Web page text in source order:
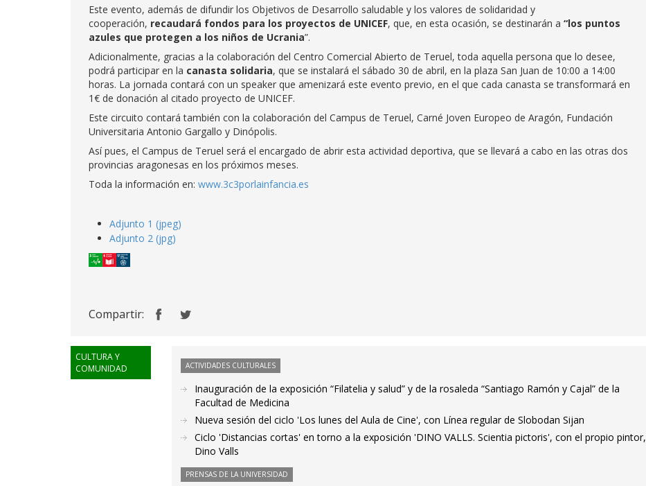
Este evento, además de difundir los Objetivos de Desarrollo saludable y los valores de solidaridad y
cooperación, recaudará fondos para los proyectos de UNICEF, que, en esta ocasión, se destinarán a “los puntos
azules que protegen a los niños de Ucrania”.
Adicionalmente, gracias a la colaboración del Centro Comercial Abierto de Teruel, toda aquella persona que lo desee,
podrá participar en la canasta solidaria, que se instalará el sábado 30 de abril, en la plaza San Juan de 10:00 a 14:00
horas. La jornada contará con un speaker que amenizará este evento previo, en el que cada canasta se transformará en
1€ de donación al citado proyecto de UNICEF.
Este circuito contará también con la colaboración del Campus de Teruel, Carné Joven Europeo de Aragón, Fundación
Universitaria Antonio Gargallo y Dinópolis.
Así pues, el Campus de Teruel será el encargado de abrir esta actividad deportiva, que se llevará a cabo en las otras dos
provincias aragonesas en los próximos meses.
Toda la información en: www.3c3porlainfancia.es
Adjunto 1 (jpeg)
Adjunto 2 (jpg)
Compartir:
CULTURA Y
COMUNIDAD
ACTIVIDADES CULTURALES
Inauguración de la exposición “Filatelia y salud” y de la rosaleda “Santiago Ramón y Cajal” de la
Facultad de Medicina
Nueva sesión del ciclo 'Los lunes del Aula de Cine', con Línea regular de Slobodan Sijan
Ciclo 'Distancias cortas' en torno a la exposición 'DINO VALLS. Scientia pictoris', con el propio pintor,
Dino Valls
PRENSAS DE LA UNIVERSIDAD